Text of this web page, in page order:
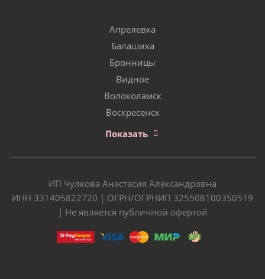
Апрелевка
Балашиха
Бронницы
Видное
Волоколамск
Воскресенск
Показать
ИП Чулкова Анастасия Александровна
ИНН 331405822720 | ОГРН/ОГРНИП 325508100350519
| Не является публичной офертой